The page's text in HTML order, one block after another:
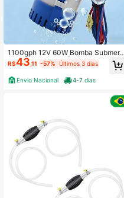
1100gph 12V 60W Bomba Submers
a De Esgoto Para Água Limpa E Suj
a De Água Submersível Marítima Po
rão DC De Iate
R$43 ,11 -57% Últimos 3 dias
Envio Nacional 4-7 dias